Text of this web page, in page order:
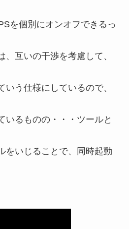
を個別にオンオフできるっ
、互いの干渉を考慮して、
いう仕様にしているので、
いるものの・・・ツールと
をいじることで、同時起動